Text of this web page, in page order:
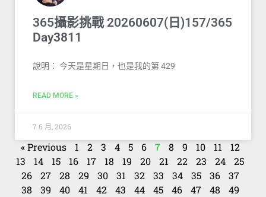
365攝影挑戰 20260607(日)157/365
Day3811
說明： 今天是星期日，也是我的第 429
READ MORE »
7 6 月, 2026
« Previous 1 2 3 4 5 6 7 8 9 10 11
12
13
14 15 16 17 18 19 20 21 22 23 24
25
26
27 28 29 30 31 32 33 34 35 36
37
38
39 40 41 42 43 44 45 46 47 48
49